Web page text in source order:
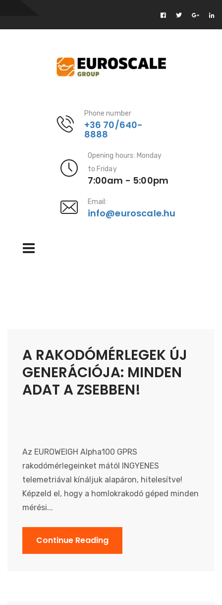
Phone number
+36 70/640-
8888
Opening hours: Monday
to Friday
7:00am - 5:00pm
Email:
info@euroscale.hu
A RAKODÓMÉRLEGEK ÚJ
GENERÁCIÓJA: MINDEN
ADAT A ZSEBBEN!
Az EUROWEIGH Alpha100 GPRS
rakodómérlegeinket mától INGYENES
telemetriával kínáljuk alapáron, hitelesítve!
Képzeld el, hogy a homlokrakodó géped minden
mérési...
Continue Reading